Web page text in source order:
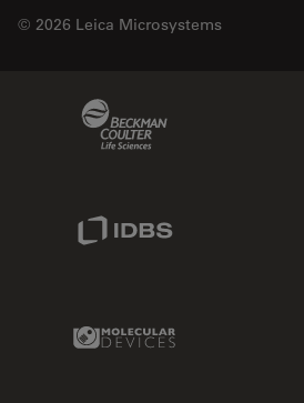
© 2026 Leica Microsystems
Molecular Devices Link